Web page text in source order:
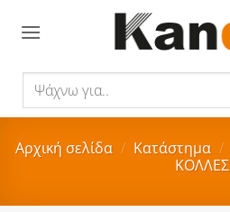
για..
Αρχική σελίδα / Κατάστημα /
ΚΟΛΛΕΣ